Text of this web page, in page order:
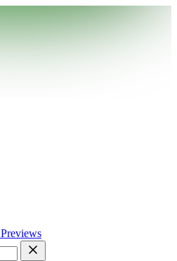
Previews